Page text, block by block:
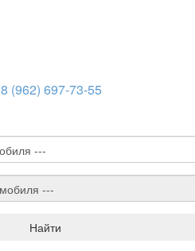
8 (962) 697-73-55
Найти